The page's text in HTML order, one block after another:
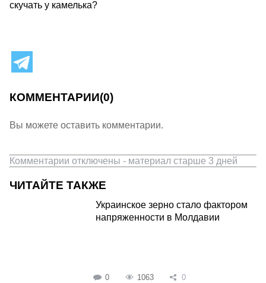
скучать у камелька?
КОММЕНТАРИИ(0)
Вы можете оставить комментарии.
Комментарии отключены - материал старше 3 дней
ЧИТАЙТЕ ТАКЖЕ
Украинское зерно стало фактором
напряженности в Молдавии
0 1063 0